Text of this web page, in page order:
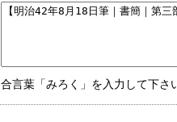
合言葉「みろく」を入力して下さ